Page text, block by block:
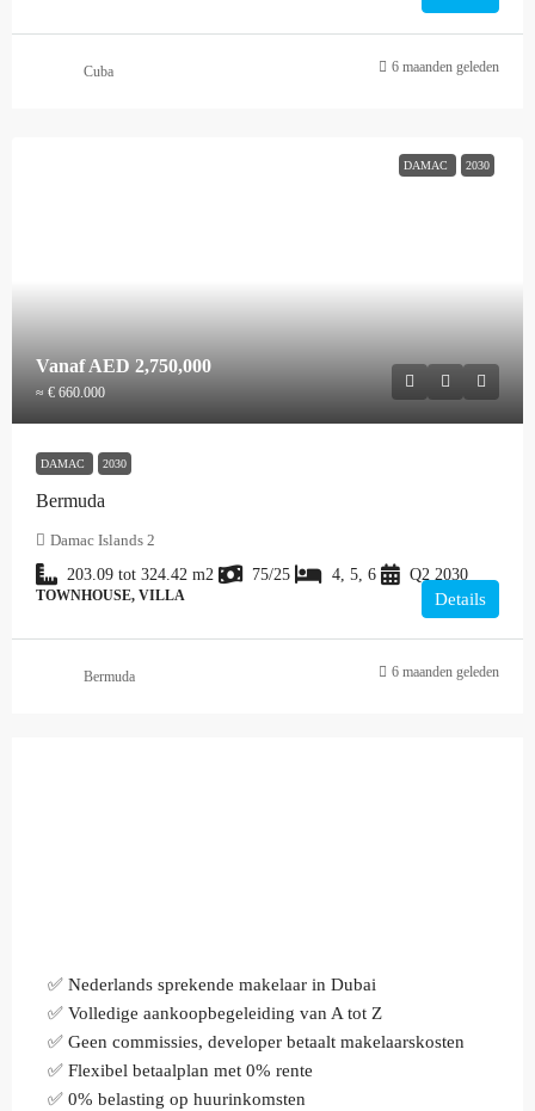
Cuba 6 maanden geleden
DAMAC 2030
VanafAED 2,750,000
≈ € 660.000
DAMAC 2030
Bermuda
Damac Islands 2
203.09 tot 324.42 m2 75/25 4, 5, 6 Q2 2030
TOWNHOUSE, VILLA Details
Bermuda 6 maanden geleden
✅ Nederlands sprekende makelaar in Dubai
✅ Volledige aankoopbegeleiding van A tot Z
✅ Geen commissies, developer betaalt makelaarskosten
✅ Flexibel betaalplan met 0% rente
✅ 0% belasting op huurinkomsten